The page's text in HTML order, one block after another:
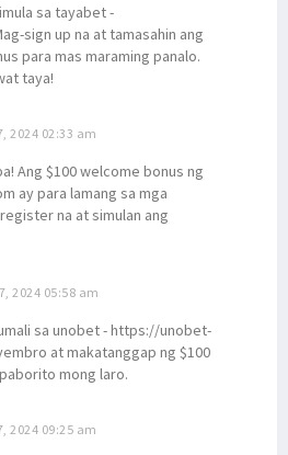
sa tayabet -
sign up na at tamasahin ang
para mas maraming panalo.
taya!
2024 02:33 am
Ang $100 welcome bonus ng
ay para lamang sa mga
na at simulan ang
2024 05:58 am
sa unobet - https://unobet-
at makatanggap ng $100
mong laro.
2024 09:25 am